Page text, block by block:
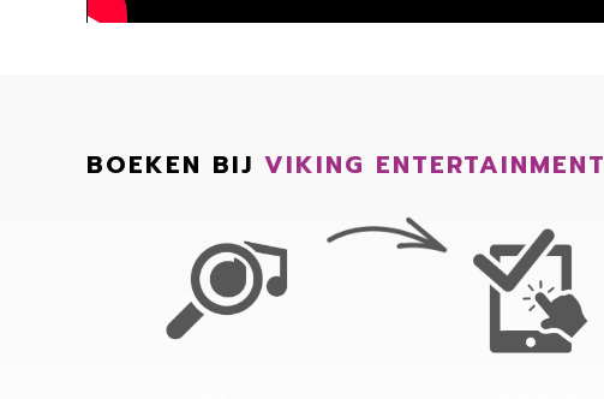
BOEKEN BIJ VIKING ENTERTAINMENT